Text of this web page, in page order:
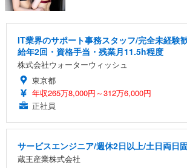
IT業界のサポート事務スタッフ/完全未経験
給年2回・資格手当・残業月11.5h程度
株式会社ウォーターウィッシュ
東京都
年収265万8,000円～312万6,000円
正社員
サービスエンジニア/週休2日以上/土日両日
蔵王産業株式会社